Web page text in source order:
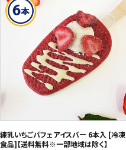
練乳いちごパフェアイスバー 6本入 [冷凍
食品]【送料無料※一部地域は除く】